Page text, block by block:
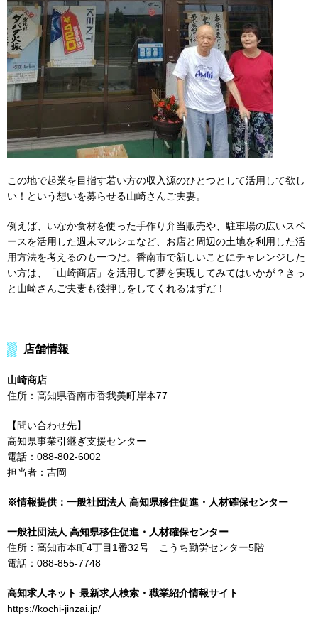
この地で起業を目指す若い方の収入源のひとつとして活用して欲し
い！という想いを募らせる山崎さんご夫妻。
例えば、いなか食材を使った手作り弁当販売や、駐車場の広いスペ
ースを活用した週末マルシェなど、お店と周辺の土地を利用した活
用方法を考えるのも一つだ。香南市で新しいことにチャレンジした
い方は、「山崎商店」を活用して夢を実現してみてはいかが？きっ
と山崎さんご夫妻も後押しをしてくれるはずだ！
店舗情報
山崎商店
住所：高知県香南市香我美町岸本77
【問い合わせ先】
高知県事業引継ぎ支援センター
電話：088-802-6002
担当者：吉岡
※情報提供：一般社団法人 高知県移住促進・人材確保センター
一般社団法人 高知県移住促進・人材確保センター
住所：高知市本町4丁目1番32号 こうち勤労センター5階
電話：088-855-7748
高知求人ネット 最新求人検索・職業紹介情報サイト
https://kochi-jinzai.jp/